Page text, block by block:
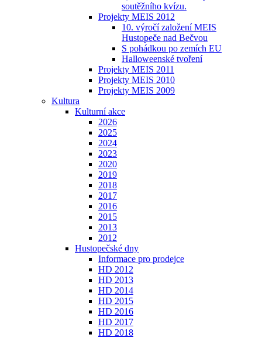
soutěžního kvízu.
Projekty MEIS 2012
10. výročí založení MEIS
Hustopeče nad Bečvou
S pohádkou po zemích EU
Halloweenské tvoření
Projekty MEIS 2011
Projekty MEIS 2010
Projekty MEIS 2009
Kultura
Kulturní akce
2026
2025
2024
2023
2020
2019
2018
2017
2016
2015
2013
2012
Hustopečské dny
Informace pro prodejce
HD 2012
HD 2013
HD 2014
HD 2015
HD 2016
HD 2017
HD 2018